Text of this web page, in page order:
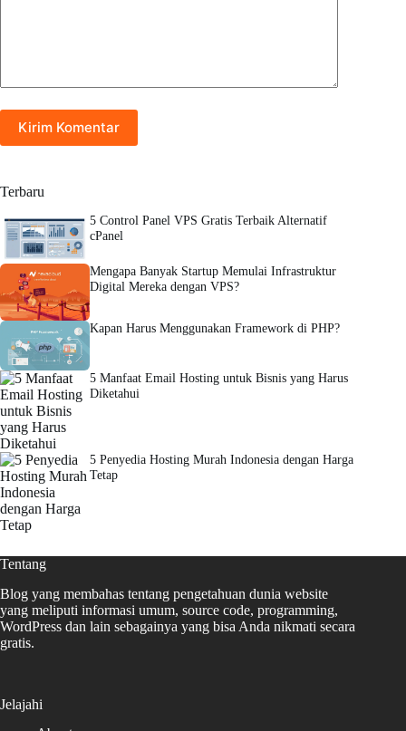
Kirim Komentar
Terbaru
5 Control Panel VPS Gratis Terbaik Alternatif
cPanel
Mengapa Banyak Startup Memulai Infrastruktur
Digital Mereka dengan VPS?
Kapan Harus Menggunakan Framework di PHP?
5 Manfaat Email Hosting untuk Bisnis yang Harus
Diketahui
5 Penyedia Hosting Murah Indonesia dengan Harga
Tetap
Tentang
Blog yang membahas tentang pengetahuan dunia website
yang meliputi informasi umum, source code, programming,
WordPress dan lain sebagainya yang bisa Anda nikmati secara
gratis.
Jelajahi